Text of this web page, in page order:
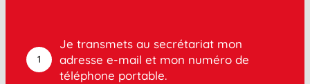
1
Je transmets au secrétariat mon
adresse e-mail et mon numéro de
téléphone portable.